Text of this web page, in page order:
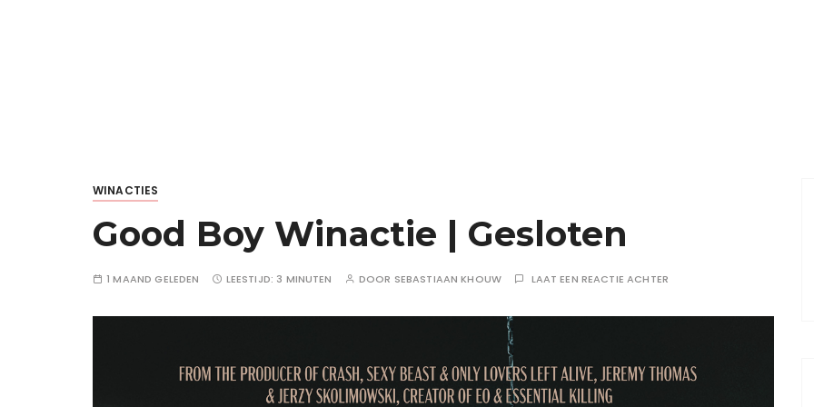
WINACTIES
Good Boy Winactie | Gesloten
1 MAAND GELEDEN LEESTIJD: 3 MINUTEN DOOR SEBASTIAAN KHOUW LAAT EEN REACTIE ACHTER